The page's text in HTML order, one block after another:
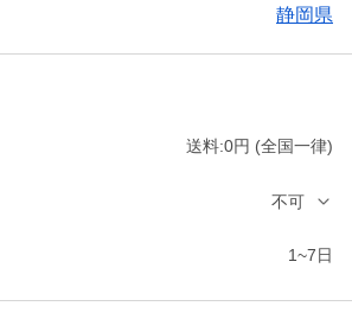
静岡県
送料:0円 (全国一律)
不可
1~7日